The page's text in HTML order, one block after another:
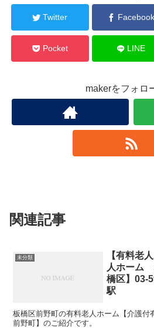
Twitter Facebook
Pocket LINE
makerをフォロ
関連記事
未分類
【有料老
人ホーム
橋区】03-
駅
板橋区前野町の有料老人ホーム【介護
前野町】のご紹介です。